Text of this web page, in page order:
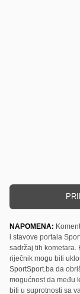
NAPOMENA:
i stavove portala
sadržaj tih kometara.
riječnik mogu biti
SportSport.ba da
mogućnost da među
biti u suprotnosti sa